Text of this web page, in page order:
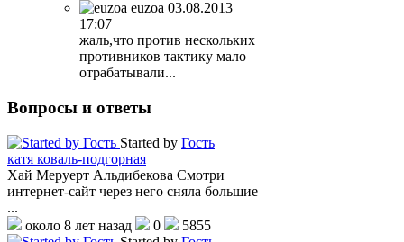
euzoa 03.08.2013
17:07
жаль,что против нескольких
противников тактику мало
отрабатывали...
Вопросы и ответы
Started by Гость
катя коваль-подгорная
Хай Меруерт Альдибекова Смотри
интернет-сайт через него сняла большие
...
около 8 лет назад
0
5855